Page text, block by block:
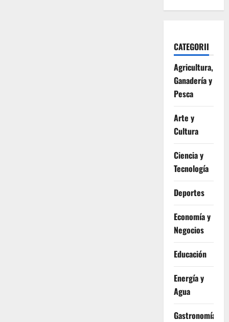
CATEGORII
Agricultura,
Ganadería y
Pesca
Arte y
Cultura
Ciencia y
Tecnología
Deportes
Economía y
Negocios
Educación
Energía y
Agua
Gastronomía